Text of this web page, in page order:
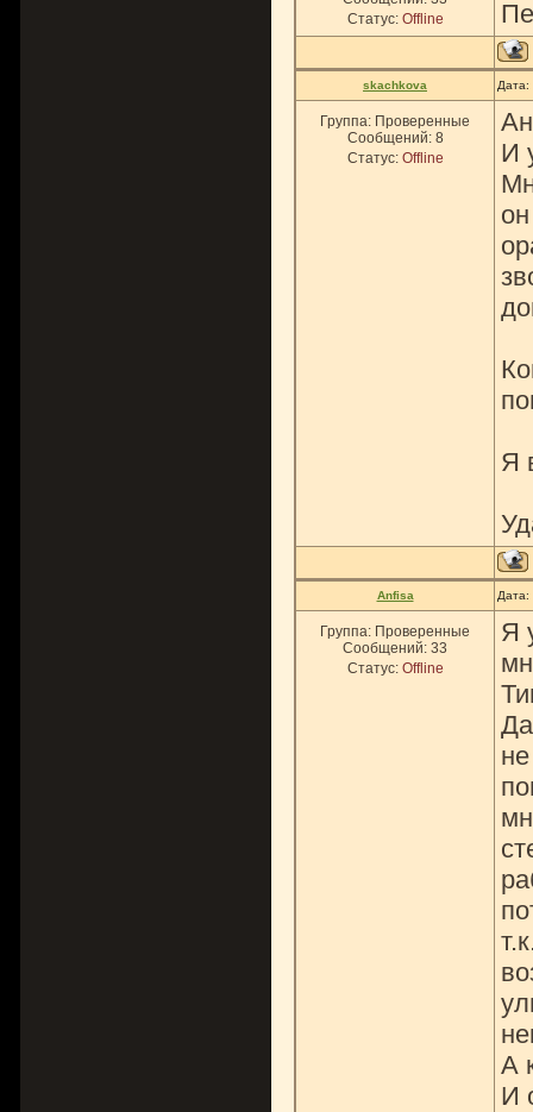
Статус: Offline
skachkova Дата:
Группа: Проверенные
Сообщений: 8
Статус: Offline
И
Я
Anfisa Дата:
Группа: Проверенные
Сообщений: 33
Статус: Offline
Я
А
И